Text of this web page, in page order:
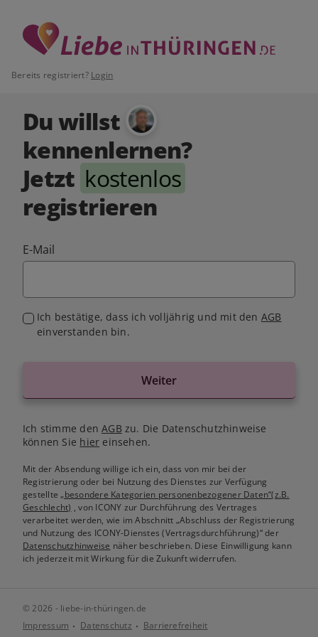
Bereits registriert? Login
Du willst
kennenlernen?
Jetzt kostenlos
registrieren
E-Mail
Ich bestätige, dass ich volljährig und mit den AGB
einverstanden bin.
Weiter
Ich stimme denAGB zu. Die Datenschutzhinweise
können Sie hier einsehen.
Mit der Absendung willige ich ein, dass von mir bei der
Registrierung oder bei Nutzung des Dienstes zur Verfügung
gestellte„besondere Kategorien personenbezogener Daten“(z.B.
Geschlecht) , von ICONY zur Durchführung des Vertrages
verarbeitet werden, wie im Abschnitt „Abschluss der Registrierung
und Nutzung des ICONY-Dienstes (Vertragsdurchführung)“ der
Datenschutzhinweise näher beschrieben. Diese Einwilligung kann
ich jederzeit mit Wirkung für die Zukunft widerrufen.
© 2026 - liebe-in-thüringen.de
Impressum
Datenschutz Barrierefreiheit